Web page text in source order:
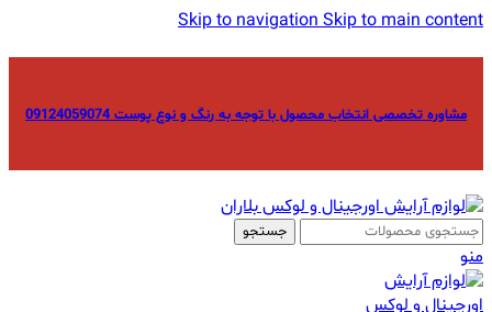
Skip to navigationSkip to main content
مشاوره تخصصی انتخاب محصول با توجه به رنگ و نوع پوست 09124059074
جستجو
منو